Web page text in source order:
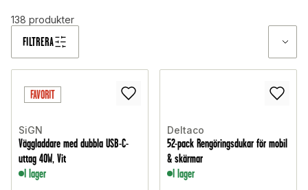
FILTRERA
138 produkter
FAVORIT
SiGN
Väggladdare med dubbla USB-C-
uttag 40W, Vit
I lager
Deltaco
52-pack Rengöringsdukar för mobil
& skärmar
I lager